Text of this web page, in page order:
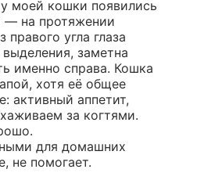
моей кошки появились
— на протяжении
угла глаза
заметна
именно справа. Кошка
хотя её общее
активный аппетит,
за когтями.
для домашних
не помогает.